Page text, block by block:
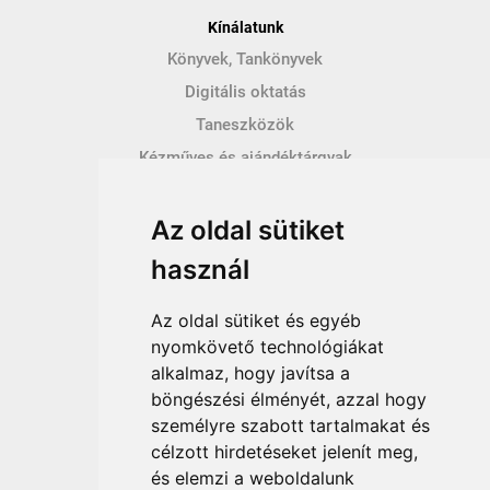
Az oldal sütiket
használ
Az oldal sütiket és egyéb
nyomkövető technológiákat
alkalmaz, hogy javítsa a
böngészési élményét, azzal hogy
személyre szabott tartalmakat és
célzott hirdetéseket jelenít meg,
és elemzi a weboldalunk
Kínálatunk
Könyvek, Tankönyvek
Digitális oktatás
Taneszközök
Kézműves és ajándéktárgyak
Így vásárolhatsz
Vásárlás menete
Vásárlási feltételek
Fizetési feltételek
Szállítási feltételek
Adatvédelem
Impresszum
ÁSZF